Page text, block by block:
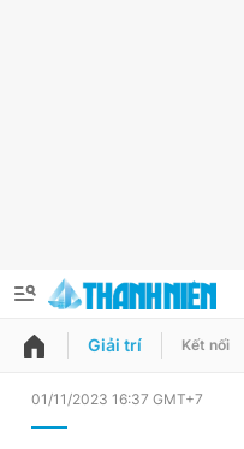
QUẢNG CÁO
Giải trí Kết nối
01/11/2023 16:37 GMT+7